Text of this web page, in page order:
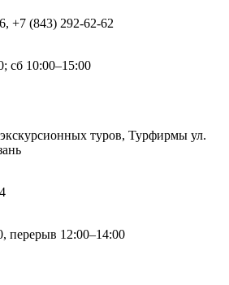
+7 (843) 292-62-62
сб 10:00–15:00
туров, Турфирмы ул.
перерыв 12:00–14:00